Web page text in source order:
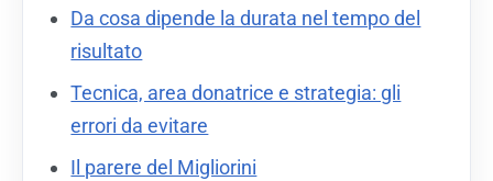
Da cosa dipende la durata nel tempo del
risultato
Tecnica, area donatrice e strategia: gli
errori da evitare
Il parere del Migliorini